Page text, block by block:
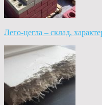
Лего-цегла – склад,